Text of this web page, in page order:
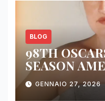
BLOG
98TH
SEASON
FOR THIRD
GENNAIO 27, 2026